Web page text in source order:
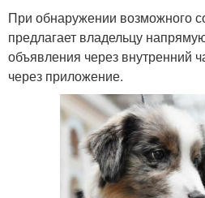
При обнаружении возможного
предлагает владельцу
объявления через внутренний
через приложение.